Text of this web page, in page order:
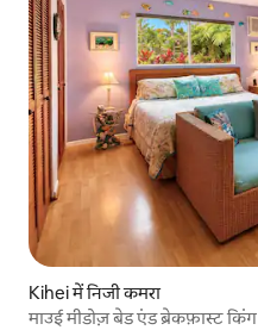
Kihei में निजी कमरा
माउई मीडोज़ बेड एंड ब्रेकफ़ास्ट किंग